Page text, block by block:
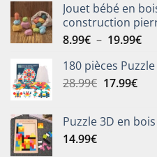
Jouet bébé en
construction
8.99€ – 19.99€
180 pièces
28.99€ Le
était :
17.99€Le
est :
Puzzle 3D en
14.99€